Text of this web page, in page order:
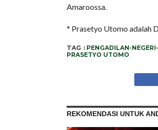
Amaroossa.
* Prasetyo Utomo adalah
TAG : PENGADILAN-
PRASETYO UTOMO
REKOMENDASI UNTUK